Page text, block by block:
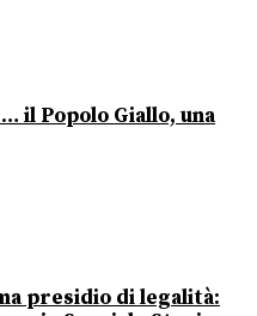
il Popolo Giallo, una
presidio di legalità: